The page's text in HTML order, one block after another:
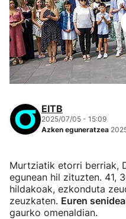
EITB
2025/07/05 - 15:09
Azken eguneratzea
Murtziatik etorri berriak,
egunean hil zituzten. 41,
hildakoak, ezkonduta
zeuzkaten. Euren
gaurko omenaldian.